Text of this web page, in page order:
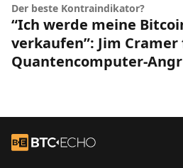
Der beste Kontraindikator?
“Ich werde meine
verkaufen”: Jim
Quantencomputer-
Zur Startseite